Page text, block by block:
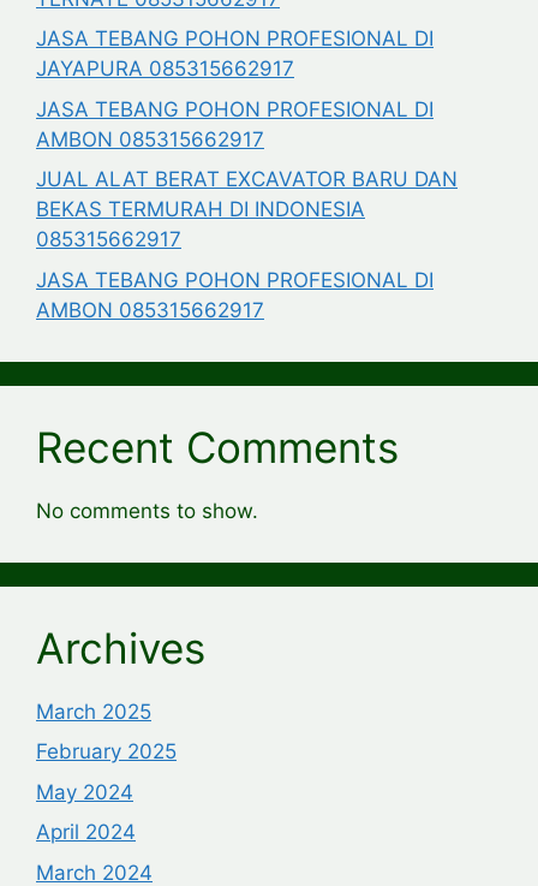
JASA TEBANG POHON PROFESIONAL DI
JAYAPURA 085315662917
JASA TEBANG POHON PROFESIONAL DI
AMBON 085315662917
JUAL ALAT BERAT EXCAVATOR BARU DAN
BEKAS TERMURAH DI INDONESIA
085315662917
JASA TEBANG POHON PROFESIONAL DI
AMBON 085315662917
Recent Comments
No comments to show.
Archives
March 2025
February 2025
May 2024
April 2024
March 2024